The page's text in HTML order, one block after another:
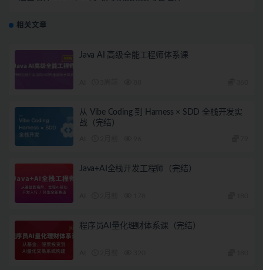
相关文章
Java AI 高级全能工程师体系课
从 Vibe Coding 到 Harness × SDD 全栈开发实
战（完结）
Java+AI全栈开发工程师（完结）
程序员AI量化理财体系课（完结）